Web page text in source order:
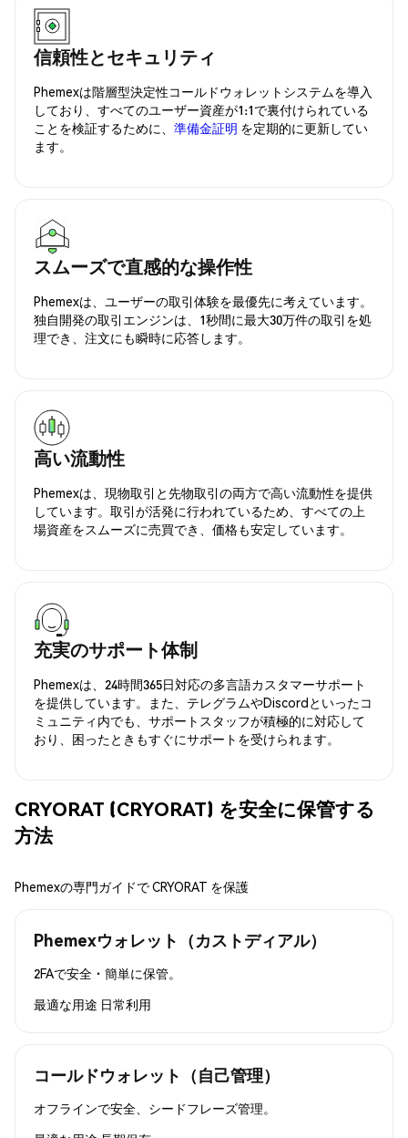
信頼性とセキュリティ
Phemexは階層型決定性コールドウォレットシステムを導入
しており、すべてのユーザー資産が1:1で裏付けられている
ことを検証するために、 準備金証明 を定期的に更新してい
ます。
スムーズで直感的な操作性
Phemexは、ユーザーの取引体験を最優先に考えています。
独自開発の取引エンジンは、1秒間に最大30万件の取引を処
理でき、注文にも瞬時に応答します。
高い流動性
Phemexは、現物取引と先物取引の両方で高い流動性を提供
しています。取引が活発に行われているため、すべての上
場資産をスムーズに売買でき、価格も安定しています。
充実のサポート体制
Phemexは、24時間365日対応の多言語カスタマーサポート
を提供しています。また、テレグラムやDiscordといったコ
ミュニティ内でも、サポートスタッフが積極的に対応して
おり、困ったときもすぐにサポートを受けられます。
CRYORAT (CRYORAT) を安全に保管する
方法
Phemexの専門ガイドで CRYORAT を保護
Phemexウォレット（カストディアル）
2FAで安全・簡単に保管。
最適な用途 日常利用
コールドウォレット（自己管理）
オフラインで安全、シードフレーズ管理。